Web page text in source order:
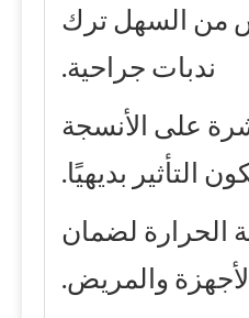
من السهل ترك
ندبات جراحية.
على الأنسجة
التأثير بديهيًا.
الحرارة لضمان
والمريض.